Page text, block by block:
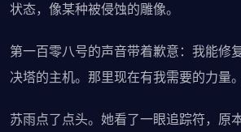
状态，像某种被侵蚀的雕像。
第一百零八号的声音带着歉意：我能修
决塔的主机。那里现在有我需要的力量。
苏雨点了点头。她看了一眼追踪符，原